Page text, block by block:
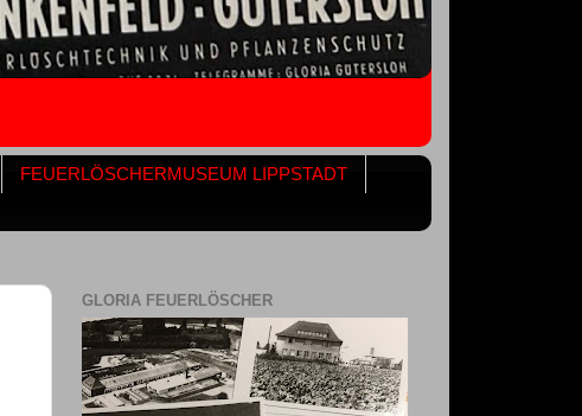
FEUERLÖSCHERMUSEUM LIPPSTADT
GLORIA FEUERLÖSCHER